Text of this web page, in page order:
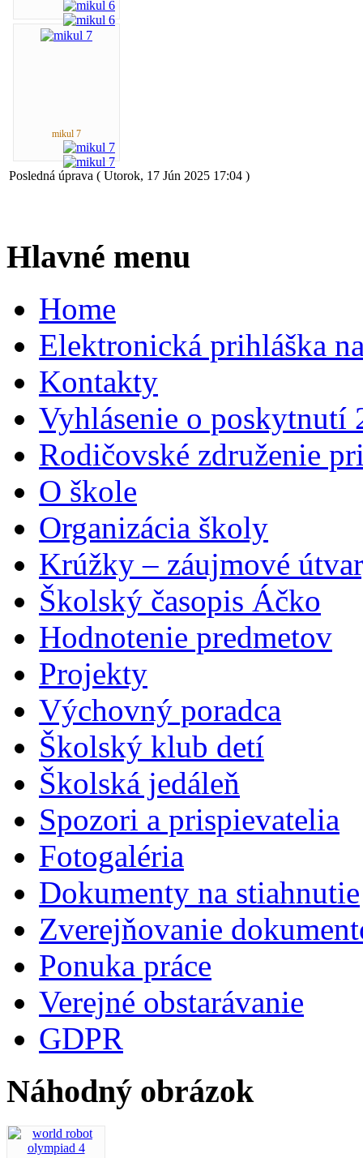
mikul 7
Posledná úprava ( Utorok, 17 Jún 2025 17:04 )
Hlavné menu
Home
Elektronická prihláška
Kontakty
Vyhlásenie o poskytnutí
Rodičovské združenie
O škole
Organizácia školy
Krúžky – záujmové
Školský časopis Áčko
Hodnotenie predmetov
Projekty
Výchovný poradca
Školský klub detí
Školská jedáleň
Spozori a prispievatelia
Fotogaléria
Dokumenty na stiahnutie
Zverejňovanie
Ponuka práce
Verejné obstarávanie
GDPR
Náhodný obrázok